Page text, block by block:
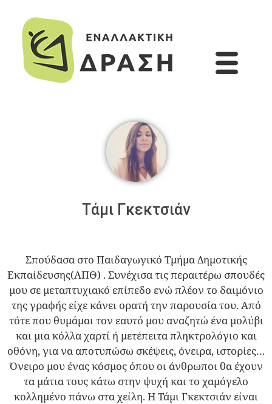
Τάμι Γκεκτσιάν
Σπούδασα στο Παιδαγωγικό Τμήμα Δημοτικής
Εκπαίδευσης(ΑΠΘ) . Συνέχισα τις περαιτέρω σπουδές
μου σε μεταπτυχιακό επίπεδο ενώ πλέον το δαιμόνιο
της γραφής είχε κάνει ορατή την παρουσία του. Από
τότε που θυμάμαι τον εαυτό μου αναζητώ ένα μολύβι
και μια κόλλα χαρτί ή μετέπειτα πληκτρολόγιο και
οθόνη, για να αποτυπώσω σκέψεις, όνειρα, ιστορίες…
Όνειρο μου ένας κόσμος όπου οι άνθρωποι θα έχουν
τα μάτια τους κάτω στην ψυχή και το χαμόγελο
κολλημένο πάνω στα χείλη. Η Τάμι Γκεκτσιάν είναι